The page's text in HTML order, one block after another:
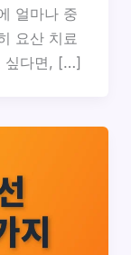
얼마나 중
요산 치료
싶다면, […]